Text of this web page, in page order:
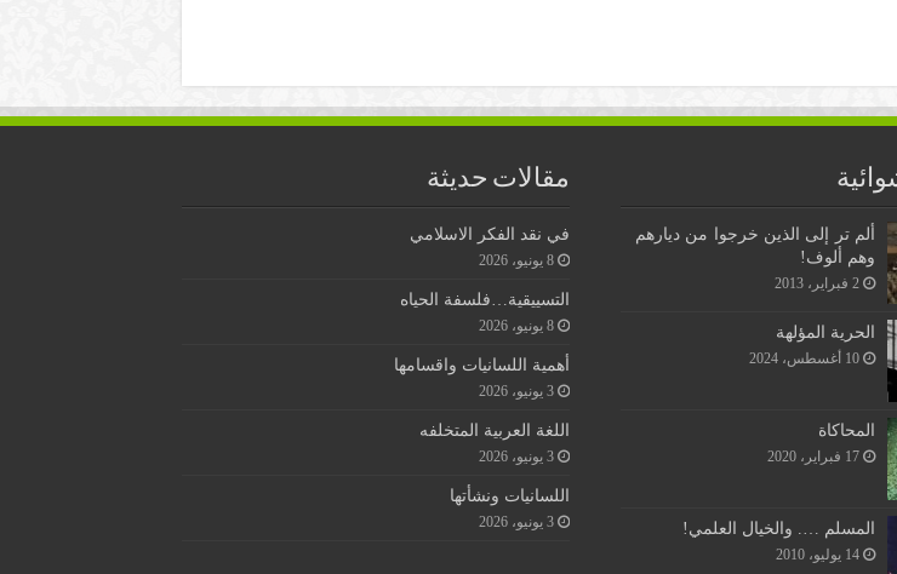
ألم تر إلى الذين خرجوا من ديارهم
وهم ألوف!
2 فبراير، 2013
الحرية المؤلهة
10 أغسطس، 2024
المحاكاة
17 فبراير، 2020
المسلم …. والخيال العلمي!
14 يوليو، 2010
مقالات حديثة
في نقد الفكر الاسلامي
8 يونيو، 2026
التسييقية…فلسفة الحياه
8 يونيو، 2026
أهمية اللسانيات واقسامها
3 يونيو، 2026
اللغة العربية المتخلفه
3 يونيو، 2026
اللسانيات ونشأتها
3 يونيو، 2026